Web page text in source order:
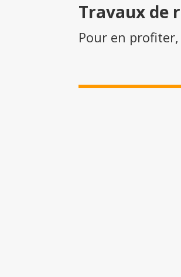
Travaux de
Pour en